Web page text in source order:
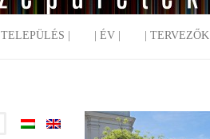
| TELEPÜLÉS | | ÉV | | TERVEZŐK |